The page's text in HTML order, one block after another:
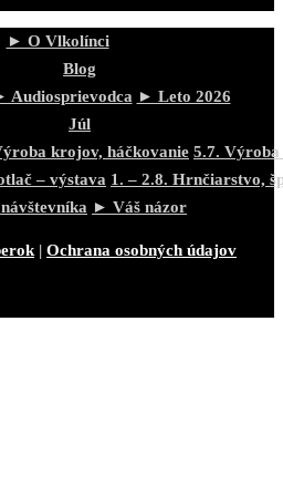
► O Vlkolínci
Blog
Audiosprievodca ► Leto 2026
Júl
krojov, háčkovanie 5.7. Výroba
– výstava 1. – 2.8. Hrnčiarstvo,
► Váš názor
| Ochrana osobných údajov